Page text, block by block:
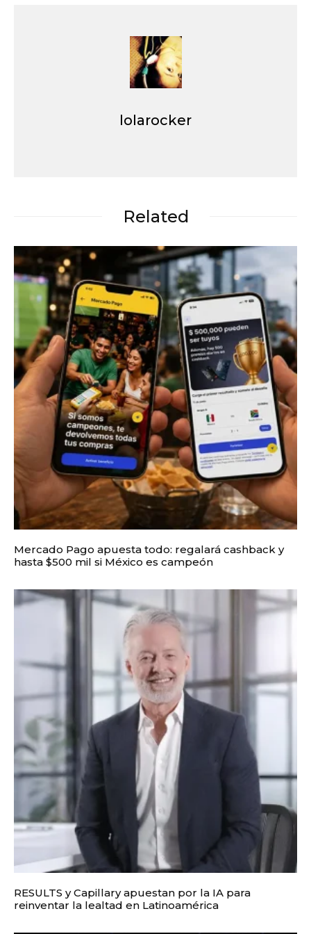
lolarocker
Related
Mercado Pago apuesta todo: regalará cashback y
hasta $500 mil si México es campeón
RESULTS y Capillary apuestan por la IA para
reinventar la lealtad en Latinoamérica